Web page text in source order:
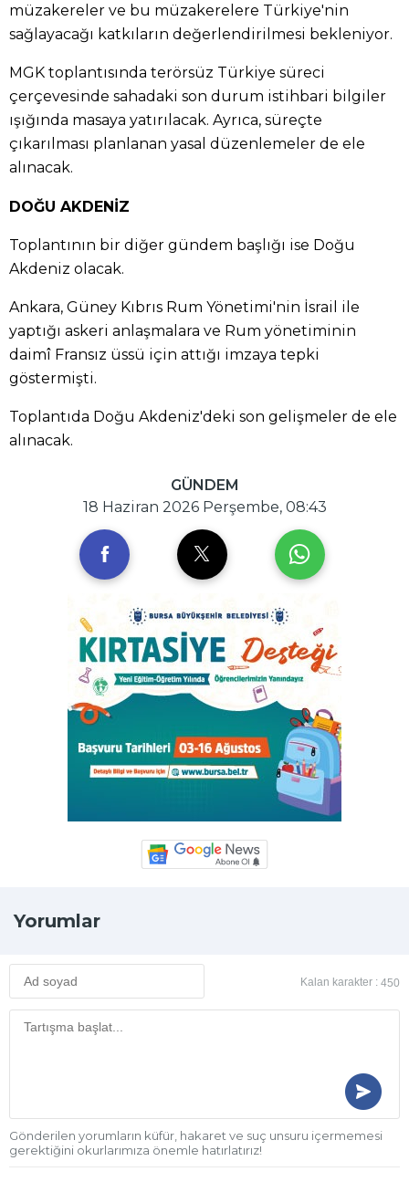
müzakereler ve bu müzakerelere Türkiye'nin
sağlayacağı katkıların değerlendirilmesi bekleniyor.
MGK toplantısında terörsüz Türkiye süreci
çerçevesinde sahadaki son durum istihbari bilgiler
ışığında masaya yatırılacak. Ayrıca, süreçte
çıkarılması planlanan yasal düzenlemeler de ele
alınacak.
DOĞU AKDENİZ
Toplantının bir diğer gündem başlığı ise Doğu
Akdeniz olacak.
Ankara, Güney Kıbrıs Rum Yönetimi'nin İsrail ile
yaptığı askeri anlaşmalara ve Rum yönetiminin
daimî Fransız üssü için attığı imzaya tepki
göstermişti.
Toplantıda Doğu Akdeniz'deki son gelişmeler de ele
alınacak.
GÜNDEM
18 Haziran 2026 Perşembe, 08:43
Yorumlar
Kalan karakter : 450
Gönderilen yorumların küfür, hakaret ve suç unsuru içermemesi
gerektiğini okurlarımıza önemle hatırlatırız!